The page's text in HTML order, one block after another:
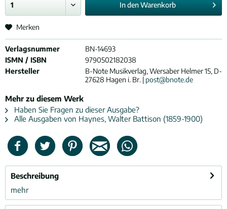
In denWarenkorb
Merken
Verlagsnummer
BN-14693
ISMN / ISBN
9790502182038
Hersteller
B-Note Musikverlag, Wersaber Helmer 15, D-
27628 Hagen i. Br. | post@bnote.de
Mehr zu diesem Werk
Haben Sie Fragen zu dieser Ausgabe?
Alle Ausgaben von Haynes, Walter Battison (1859-1900)
Beschreibung
mehr